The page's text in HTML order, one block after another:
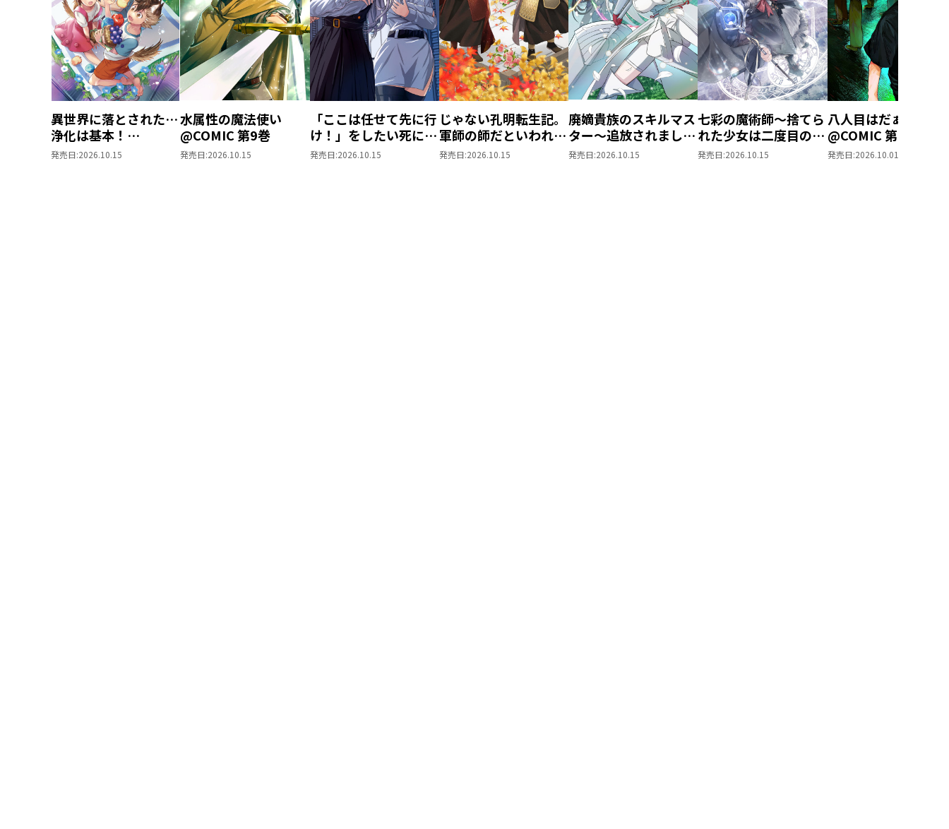
異世界に落とされた…
浄化は基本！
@COMIC 第7巻
発売日:2026.10.15
水属性の魔法使い
@COMIC 第9巻
発売日:2026.10.15
「ここは任せて先に行
け！」をしたい死にた
がりの望まぬ宇宙下剋
発売日:2026.10.15
じゃない孔明転生記。
軍師の師だといわれま
しても@COMIC 第3巻
発売日:2026.10.15
廃嫡貴族のスキルマス
ター～追放されました
が、『スキル創造』で
発売日:2026.10.15
七彩の魔術師～捨てら
れた少女は二度目の人
生を妖精と歩む～
発売日:2026.10.15
八人目はだぁれ？
@COMIC 第1巻
発売日:2026.10.01